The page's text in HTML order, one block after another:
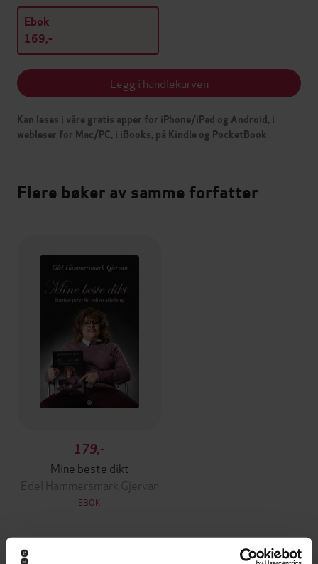
Ebok
169,-
Legg i handlekurven
Kan leses i våre gratis apper for iPhone/iPad og Android, i
webleser for Mac/PC, i iBooks, på Kindle og PocketBook
Flere bøker av samme forfatter
179,-
Mine beste dikt
Edel Hammersmark Gjervan
EBOK